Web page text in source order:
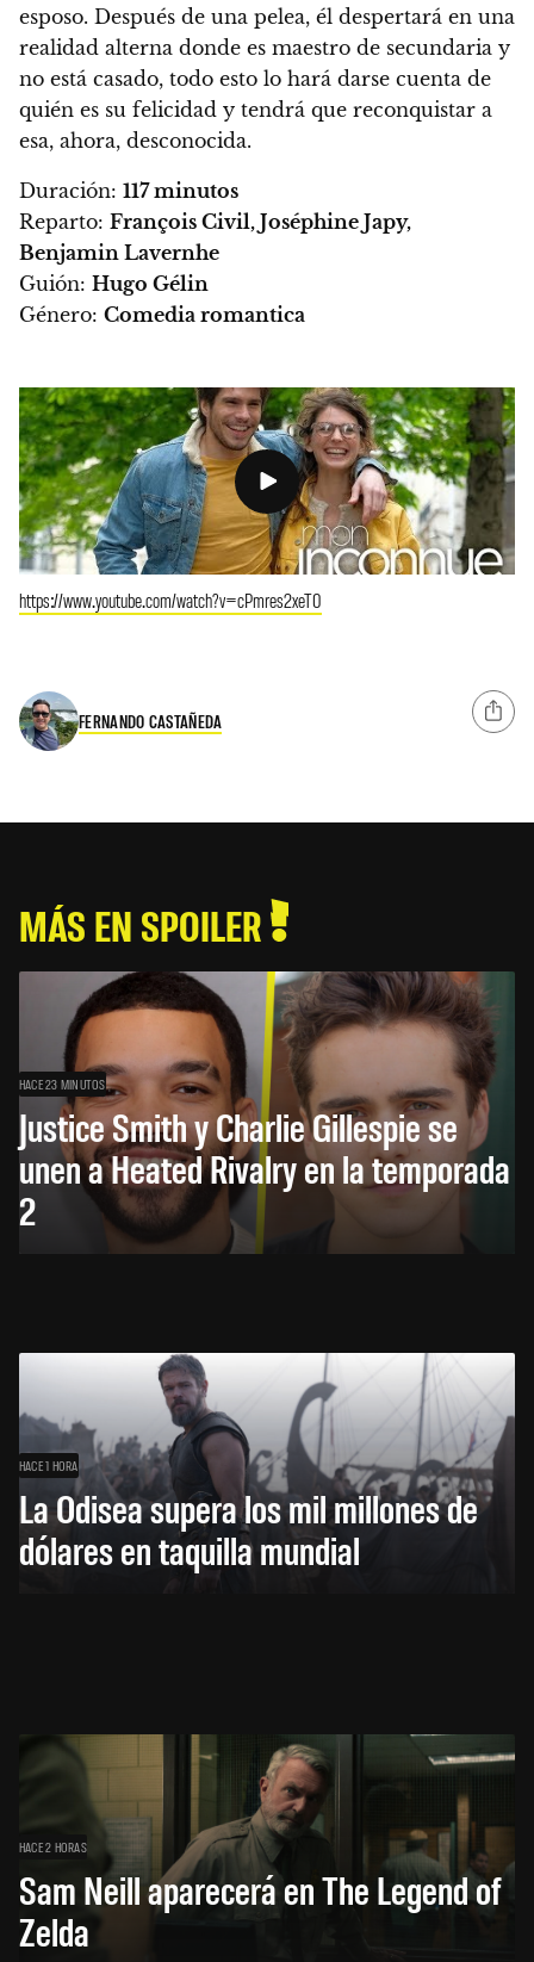
esposo. Después de una pelea, él despertará en una
realidad alterna donde es maestro de secundaria y
no está casado, todo esto lo hará darse cuenta de
quién es su felicidad y tendrá que reconquistar a
esa, ahora, desconocida.
Duración: 117 minutos
Reparto: François Civil, Joséphine Japy,
Benjamin Lavernhe
Guión: Hugo Gélin
Género: Comedia romantica
https://www.youtube.com/watch?v=cPmres2xeT0
FERNANDO CASTAÑEDA
MÁS EN SPOILER
HACE 23 MINUTOS
Justice Smith y Charlie Gillespie se
unen a Heated Rivalry en la temporada
2
HACE 1 HORA
La Odisea supera los mil millones de
dólares en taquilla mundial
HACE 2 HORAS
Sam Neill aparecerá en The Legend of
Zelda